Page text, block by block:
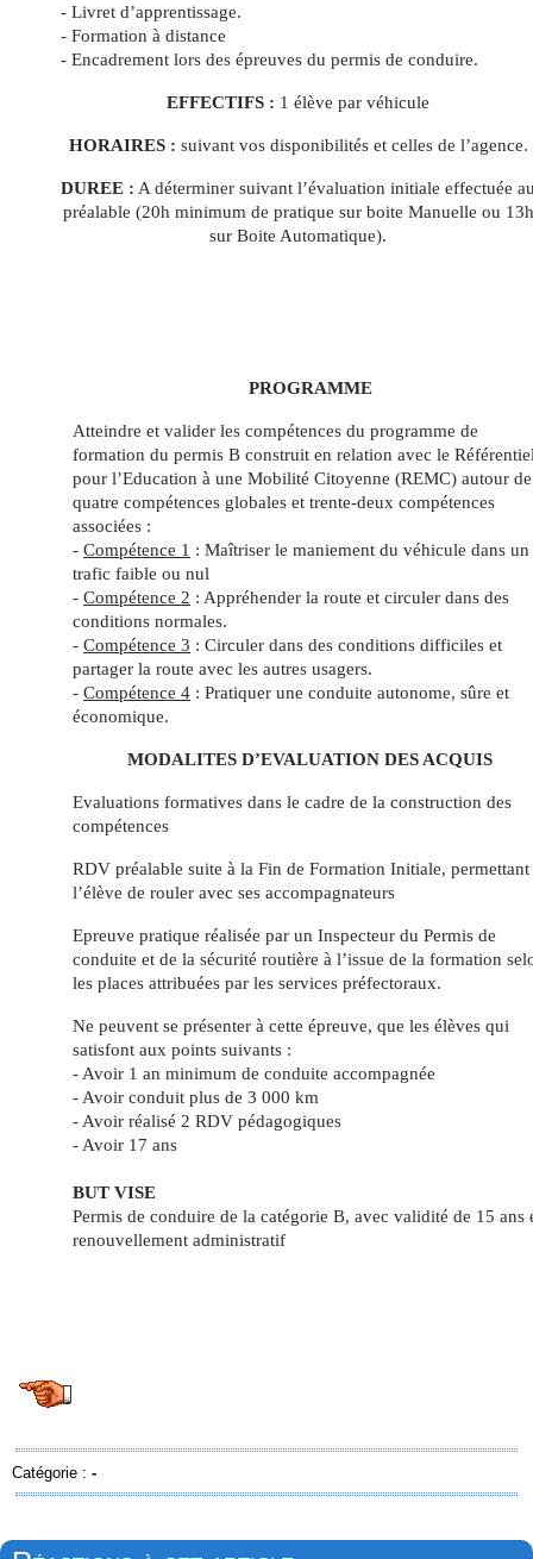
- Livret d’apprentissage.
- Formation à distance
- Encadrement lors des épreuves du permis de conduire.
EFFECTIFS : 1 élève par véhicule
HORAIRES : suivant vos disponibilités et celles de l’agence.
DUREE : A déterminer suivant l’évaluation initiale effectuée
préalable (20h minimum de pratique sur boite Manuelle ou 13h
sur Boite Automatique).
PROGRAMME
Atteindre et valider les compétences du programme de
formation du permis B construit en relation avec le
pour l’Education à une Mobilité Citoyenne (REMC) autour de
quatre compétences globales et trente-deux compétences
associées :
- Compétence 1 : Maîtriser le maniement du véhicule dans un
trafic faible ou nul
- Compétence 2 : Appréhender la route et circuler dans des
conditions normales.
- Compétence 3 : Circuler dans des conditions difficiles et
partager la route avec les autres usagers.
- Compétence 4 : Pratiquer une conduite autonome, sûre et
économique.
MODALITES D’EVALUATION DES ACQUIS
Evaluations formatives dans le cadre de la construction des
compétences
RDV préalable suite à la Fin de Formation Initiale, permettant
l’élève de rouler avec ses accompagnateurs
Epreuve pratique réalisée par un Inspecteur du Permis de
conduite et de la sécurité routière à l’issue de la formation
les places attribuées par les services préfectoraux.
Ne peuvent se présenter à cette épreuve, que les élèves qui
satisfont aux points suivants :
- Avoir 1 an minimum de conduite accompagnée
- Avoir conduit plus de 3 000 km
- Avoir réalisé 2 RDV pédagogiques
- Avoir 17 ans
BUT VISE
Permis de conduire de la catégorie B, avec validité de 15 ans
renouvellement administratif
Catégorie : -